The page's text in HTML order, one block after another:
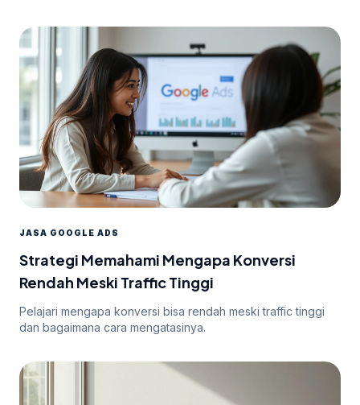
JASA GOOGLE ADS
Strategi Memahami Mengapa Konversi
Rendah Meski Traffic Tinggi
Pelajari mengapa konversi bisa rendah meski traffic tinggi
dan bagaimana cara mengatasinya.